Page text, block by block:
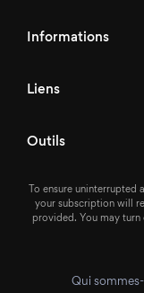
Informations
Liens
Outils
To ensure
your subscription will
provided. You may
Qui